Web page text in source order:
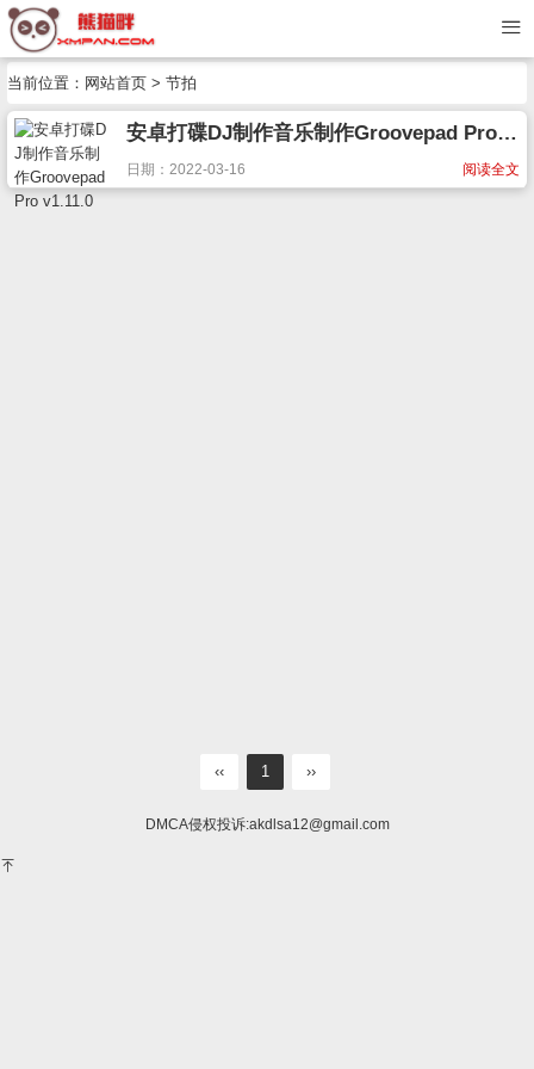
当前位置： 网站首页 > 节拍
安卓打碟DJ制作音乐制作Groovepad Pro v1.11.0
阅读全文
日期：2022-03-16
‹‹ 1 ››
DMCA侵权投诉:akdlsa12@gmail.com